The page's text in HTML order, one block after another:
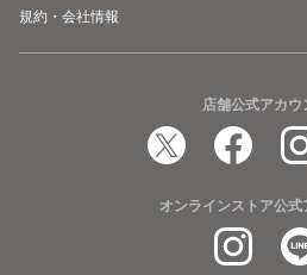
規約・会社情報
店舗公式アカウ
オンラインストア公式